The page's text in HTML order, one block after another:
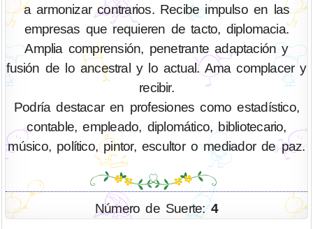
a armonizar contrarios. Recibe impulso en las
empresas que requieren de tacto, diplomacia.
Amplia comprensión, penetrante adaptación y
fusión de lo ancestral y lo actual. Ama complacer y
recibir.
Podría destacar en profesiones como estadístico,
contable, empleado, diplomático, bibliotecario,
músico, político, pintor, escultor o mediador de paz.
Número de Suerte:4